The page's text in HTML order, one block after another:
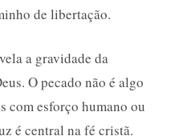
de libertação.
a gravidade da
O pecado não é algo
com esforço humano ou
é central na fé cristã.